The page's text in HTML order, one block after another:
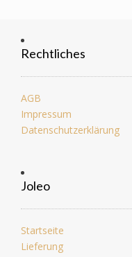
Rechtliches
AGB
Impressum
Datenschutzerklärung
Joleo
Startseite
Lieferung